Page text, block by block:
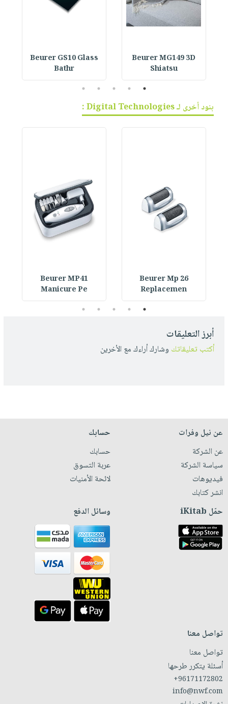
Beurer MG149 3D
Shiatsu
Beurer GS10 Glass
Bathr
1
2
3
4
5
بنود أخرى لـ Digital Technologies :
Beurer Mp 26
Replacemen
Beurer MP41
Manicure Pe
1
2
3
4
5
أبرز التعليقات
أكتب تعليقاتك وشارك أراءك مع الأخرين
عن نيل وفرات
عن الشركة
سياسة الشركة
فيديوهات
انشر كتابك
حسابك
حسابك
عربة التسوق
لائحة الأمنيات
حمّل iKitab وسائل الدفع
تواصل معنا
تواصل معنا
أسئلة يتكرر طرحها
+96171172802
info@nwf.com